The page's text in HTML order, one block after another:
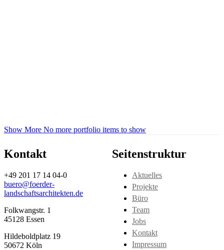
Show More No more portfolio items to show
Kontakt
+49 201 17 14 04-0
buero@foerder-
landschaftsarchitekten.de
Folkwangstr. 1
45128 Essen
Hildeboldplatz 19
50672 Köln
Seitenstruktur
Aktuelles
Projekte
Büro
Team
Jobs
Kontakt
Impressum